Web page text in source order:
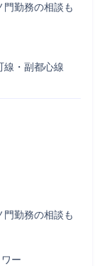
勤務の相談も
線・副都心線
勤務の相談も
ー